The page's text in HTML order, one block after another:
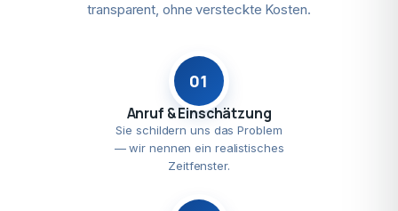
transparent, ohne versteckte Kosten.
01
Anruf & Einschätzung
Sie schildern uns das Problem
— wir nennen ein realistisches
Zeitfenster.